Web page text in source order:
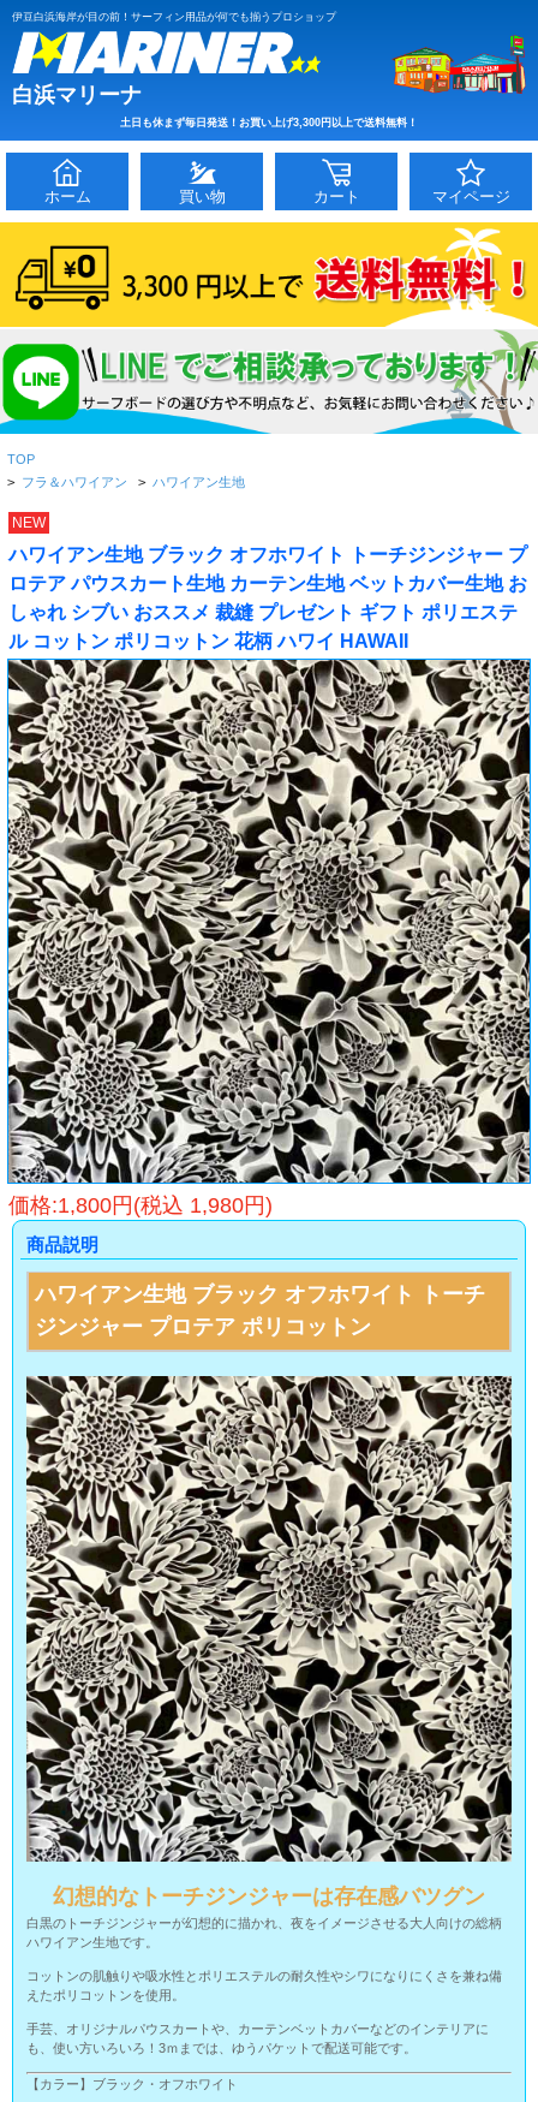
伊豆白浜海岸が目の前！サーフィン用品が何でも揃うプロショップ
白浜マリーナ
土日も休まず毎日発送！お買い上げ3,300円以上で送料無料！
ホーム 買い物 カート マイページ
TOP
> フラ＆ハワイアン > ハワイアン生地
NEW
ハワイアン生地 ブラック オフホワイト トーチジンジャー プ
ロテア パウスカート生地 カーテン生地 ベットカバー生地 お
しゃれ シブい おススメ 裁縫 プレゼント ギフト ポリエステ
ル コットン ポリコットン 花柄 ハワイ HAWAII
価格:1,800円(税込 1,980円)
商品説明
ハワイアン生地 ブラック オフホワイト トーチ
ジンジャー プロテア ポリコットン
幻想的なトーチジンジャーは存在感バツグン
白黒のトーチジンジャーが幻想的に描かれ、夜をイメージさせる大人向けの総柄
ハワイアン生地です。
コットンの肌触りや吸水性とポリエステルの耐久性やシワになりにくさを兼ね備
えたポリコットンを使用。
手芸、オリジナルパウスカートや、カーテンベットカバーなどのインテリアに
も、使い方いろいろ！3ｍまでは、ゆうパケットで配送可能です。
【カラー】ブラック・オフホワイト